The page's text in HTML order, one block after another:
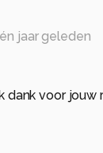
jaar geleden
dank voor jouw